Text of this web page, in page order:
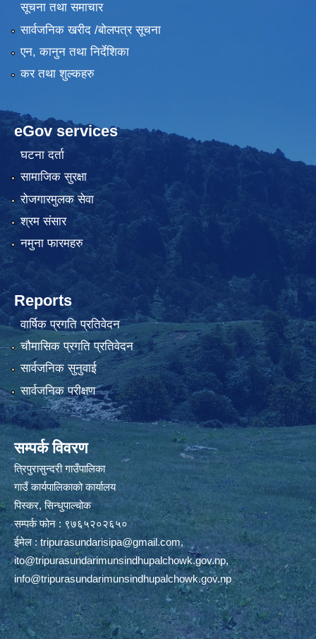
सूचना तथा समाचार
सार्वजनिक खरीद /बोलपत्र सूचना
एन, कानुन तथा निर्देशिका
कर तथा शुल्कहरु
eGov services
घटना दर्ता
सामाजिक सुरक्षा
रोजगारमुलक सेवा
श्रम संसार
नमुना फारमहरु
Reports
वार्षिक प्रगति प्रतिवेदन
चौमासिक प्रगति प्रतिवेदन
सार्वजनिक सुनुवाई
सार्वजनिक परीक्षण
सम्पर्क विवरण
त्रिपुरासुन्दरी गाउँपालिका
गाउँ कार्यपालिकाको कार्यालय
पिस्कर, सिन्धुपाल्चोक
सम्पर्क फोन : ९७६५२०२६५०
ईमेल :tripurasundarisipa@gmail.com,
ito@tripurasundarimunsindhupalchowk.gov.np,
info@tripurasundarimunsindhupalchowk.gov.np